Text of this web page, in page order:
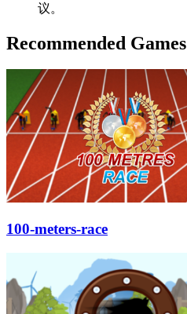
议。
Recommended Games
100-meters-race